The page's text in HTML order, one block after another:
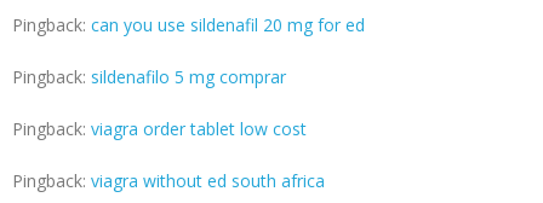
Pingback: can you use sildenafil 20 mg for ed
Pingback: sildenafilo 5 mg comprar
Pingback: viagra order tablet low cost
Pingback: viagra without ed south africa